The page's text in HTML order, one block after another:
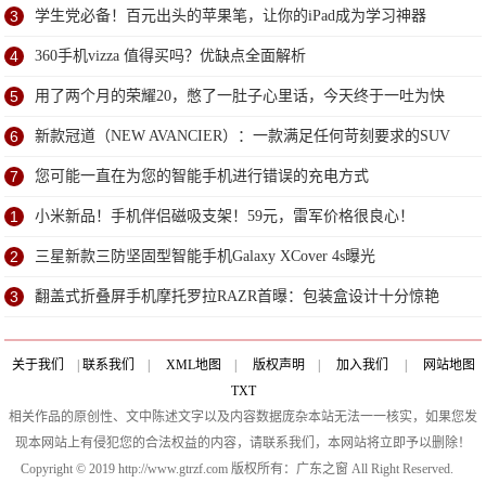
3 学生党必备！百元出头的苹果笔，让你的iPad成为学习神器
4 360手机vizza 值得买吗？优缺点全面解析
5 用了两个月的荣耀20，憋了一肚子心里话，今天终于一吐为快
6 新款冠道（NEW AVANCIER）：一款满足任何苛刻要求的SUV
7 您可能一直在为您的智能手机进行错误的充电方式
1 小米新品！手机伴侣磁吸支架！59元，雷军价格很良心！
2 三星新款三防坚固型智能手机Galaxy XCover 4s曝光
3 翻盖式折叠屏手机摩托罗拉RAZR首曝：包装盒设计十分惊艳
关于我们 联系我们 XML地图 版权声明 加入我们
网站地图
TXT
相关作品的原创性、文中陈述文字以及内容数据庞杂本站无法一一核实，如果您发
现本网站上有侵犯您的合法权益的内容，请联系我们，本网站将立即予以删除！
Copyright © 2019 http://www.gtrzf.com 版权所有：广东之窗 All Right Reserved.